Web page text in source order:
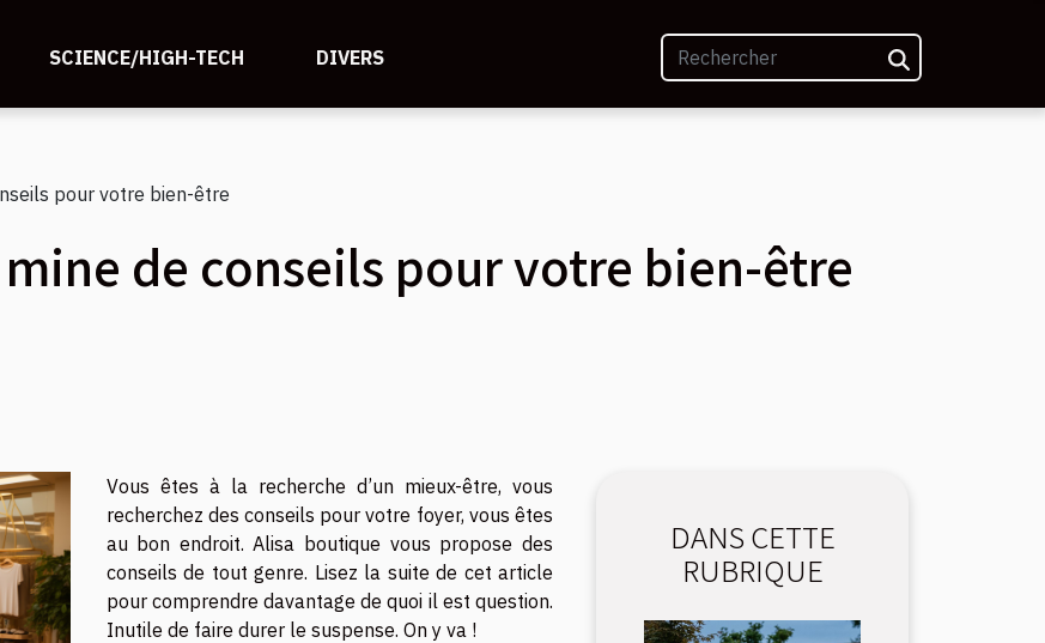
SCIENCE/HIGH-TECH DIVERS
pour votre bien-être
de conseils pour votre bien-être
Vous êtes à la recherche d’un mieux-être, vous
recherchez des conseils pour votre foyer, vous êtes
au bon endroit. Alisa boutique vous propose des
conseils de tout genre. Lisez la suite de cet article
pour comprendre davantage de quoi il est question.
Inutile de faire durer le suspense. On y va !
DANS CETTE
RUBRIQUE